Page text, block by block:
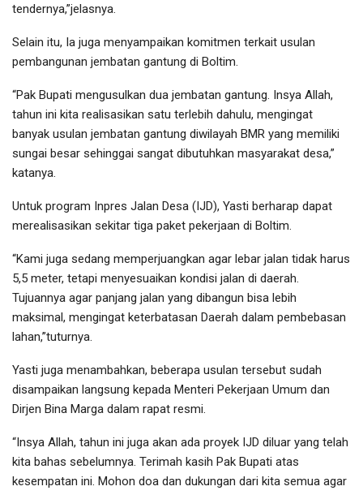
tendernya,”jelasnya.
Selain itu, Ia juga menyampaikan komitmen terkait usulan
pembangunan jembatan gantung di Boltim.
“Pak Bupati mengusulkan dua jembatan gantung. Insya Allah,
tahun ini kita realisasikan satu terlebih dahulu, mengingat
banyak usulan jembatan gantung diwilayah BMR yang memiliki
sungai besar sehinggai sangat dibutuhkan masyarakat desa,”
katanya.
Untuk program Inpres Jalan Desa (IJD), Yasti berharap dapat
merealisasikan sekitar tiga paket pekerjaan di Boltim.
“Kami juga sedang memperjuangkan agar lebar jalan tidak harus
5,5 meter, tetapi menyesuaikan kondisi jalan di daerah.
Tujuannya agar panjang jalan yang dibangun bisa lebih
maksimal, mengingat keterbatasan Daerah dalam pembebasan
lahan,”tuturnya.
Yasti juga menambahkan, beberapa usulan tersebut sudah
disampaikan langsung kepada Menteri Pekerjaan Umum dan
Dirjen Bina Marga dalam rapat resmi.
“Insya Allah, tahun ini juga akan ada proyek IJD diluar yang telah
kita bahas sebelumnya. Terimah kasih Pak Bupati atas
kesempatan ini. Mohon doa dan dukungan dari kita semua agar